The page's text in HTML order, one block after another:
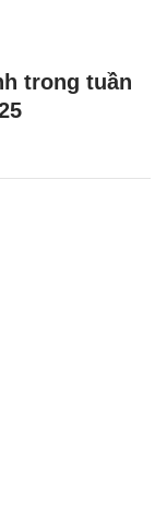
trong tuần